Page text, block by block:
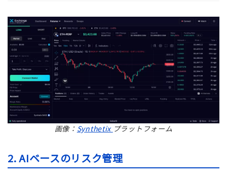
画像： Synthetix プラットフォーム
2. AIベースのリスク管理